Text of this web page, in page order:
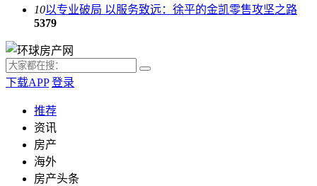
10以专业破局 以服务致远：徐平的金凯零售攻坚之路
5379
下载APP 登录
推荐
资讯
房产
海外
房产头条